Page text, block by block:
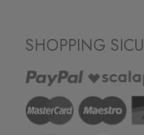
SHOPPING